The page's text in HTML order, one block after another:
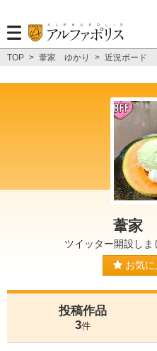
TOP > 葦家 ゆかり > 近況ボード
葦家
ツイッター開設しま
お気に
投稿作品
3件